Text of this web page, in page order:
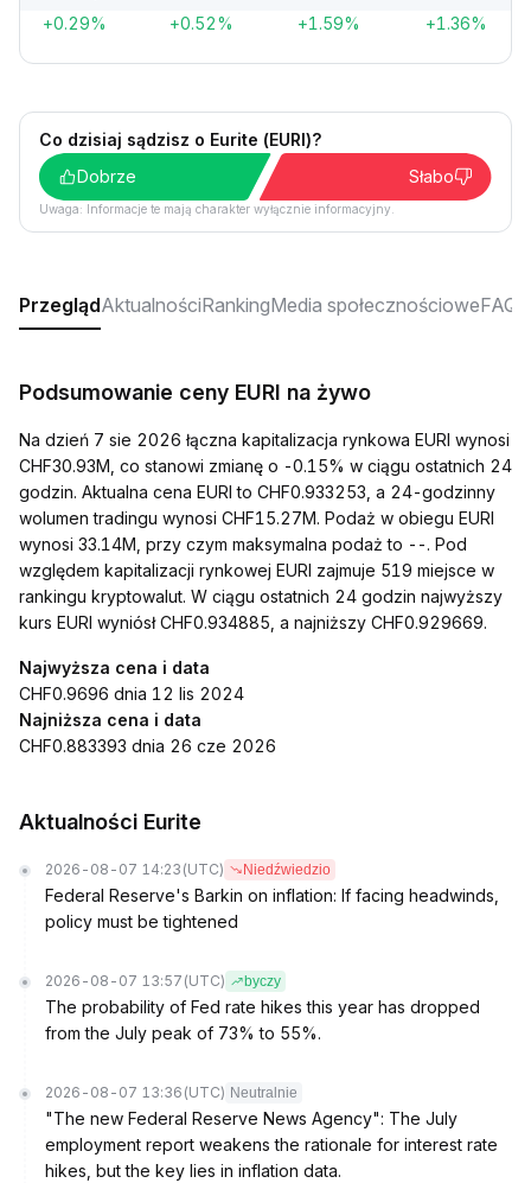
+0.29% +0.52% +1.59% +1.36%
Co dzisiaj sądzisz o Eurite (EURI)?
Dobrze
Słabo
Uwaga: Informacje te mają charakter wyłącznie informacyjny.
PrzeglądAktualnościRankingMedia społecznościoweFAQ
Podsumowanie ceny EURI na żywo
Na dzień 7 sie 2026 łączna kapitalizacja rynkowa EURI wynosi
CHF30.93M, co stanowi zmianę o -0.15% w ciągu ostatnich 24
godzin. Aktualna cena EURI to CHF0.933253, a 24-godzinny
wolumen tradingu wynosi CHF15.27M. Podaż w obiegu EURI
wynosi 33.14M, przy czym maksymalna podaż to --. Pod
względem kapitalizacji rynkowej EURI zajmuje 519 miejsce w
rankingu kryptowalut. W ciągu ostatnich 24 godzin najwyższy
kurs EURI wyniósł CHF0.934885, a najniższy CHF0.929669.
Najwyższa cena i data
CHF0.9696 dnia 12 lis 2024
Najniższa cena i data
CHF0.883393 dnia 26 cze 2026
Aktualności Eurite
2026-08-07 14:23 (UTC) Niedźwiedzio
Federal Reserve's Barkin on inflation: If facing headwinds,
policy must be tightened
2026-08-07 13:57 (UTC) byczy
The probability of Fed rate hikes this year has dropped
from the July peak of 73% to 55%.
2026-08-07 13:36 (UTC) Neutralnie
"The new Federal Reserve News Agency": The July
employment report weakens the rationale for interest rate
hikes, but the key lies in inflation data.